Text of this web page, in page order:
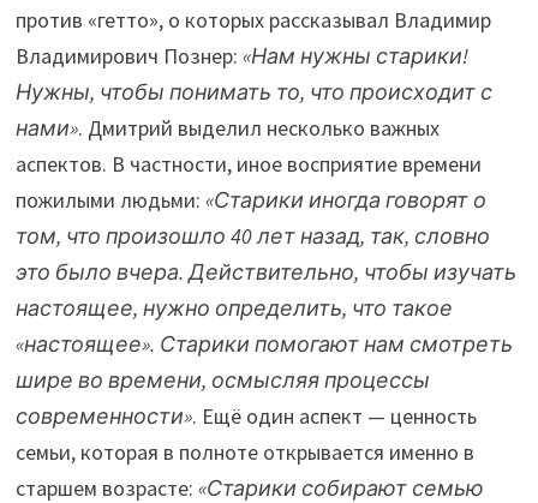
против «гетто», о которых рассказывал Владимир
Владимирович Познер:«Нам нужны старики!
Нужны, чтобы понимать то, что происходит с
нами». Дмитрий выделил несколько важных
аспектов. В частности, иное восприятие времени
пожилыми людьми:«Старики иногда говорят о
том, что произошло 40 лет назад, так, словно
это было вчера. Действительно, чтобы изучать
настоящее, нужно определить, что такое
«настоящее». Старики помогают нам смотреть
шире во времени, осмысляя процессы
современности». Ещё один аспект — ценность
семьи, которая в полноте открывается именно в
старшем возрасте:«Старики собирают семью